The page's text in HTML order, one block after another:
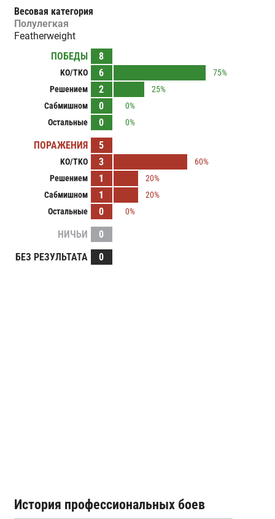
Весовая категория
Полулегкая
Featherweight
ПОБЕДЫ
8
KO/TKO 6
75%
Решением
2
25%
Сабмишном
0
0%
Остальные
0 0%
ПОРАЖЕНИЯ 5
KO/TKO 3
60%
Решением
1
20%
Сабмишном
1
20%
Остальные
0 0%
НИЧЬИ
0
БЕЗ РЕЗУЛЬТАТА
0
История профессиональных боев